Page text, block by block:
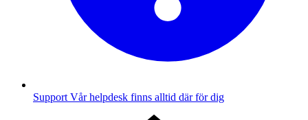
Support Vår helpdesk finns alltid där för dig